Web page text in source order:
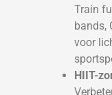
Train
bands,
voor
HIIT-